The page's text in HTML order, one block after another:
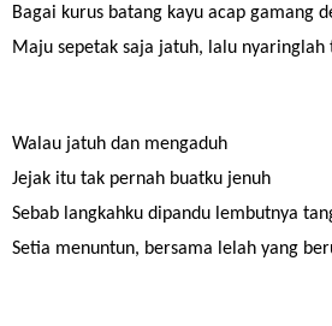
Bagai kurus batang kayu acap gamang
Maju sepetak saja jatuh, lalu nyaringlah
Walau jatuh dan mengaduh
Jejak itu tak pernah buatku jenuh
Sebab langkahku dipandu lembutnya
Setia menuntun, bersama lelah yang